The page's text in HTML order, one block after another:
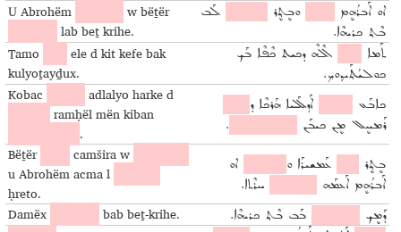
U Abrohëm
w bëṯër
lab beṯ krihe.
ܐܘ ܐܰܒܪܳܗܷܡ ܘܒܷܬ݂ܷܪ
ܠܰܒ
ܒܶܬ݂ ܟܪܝܗܶܐ.
Tamo
ele d kit kefe bak
kulyoṯayḏux.
ܬܰܡܐ
ܐܶܠܶܗ ܕܟܝܬ ܟܶܦܶܐ ܒܰܟ
ܟܘܠܝܳܬ݂ܰܝܕ݂ܘܟ݂.
Kobac
adlalyo harke d
ramḥël mën kiban
.
ܟܐܒܰܥ ܐܰܕܠܰܠܝܐ ܗܰܪܟܶܐ ܕ
ܪܰܡܚܷܠ ܡܷܢ ܟܝܒܰܢ
.
Bëṯër camšira w
u Abrohëm acma l
ḥreto.
ܒܷܬ݂ܷܪ ܥܰܡܫܝܪܰܐ ܘ
ܐܘ
ܐܰܒܪܳܗܷܡ ܐܰܥܡܰܗ
ܚܪܶܬܐ.
Damëx bab beṯ-krihe. ܕܰܡܷܟ݂ ܒܰܒ ܒܶܬ݂ ܟܪܝܗܶܐ.